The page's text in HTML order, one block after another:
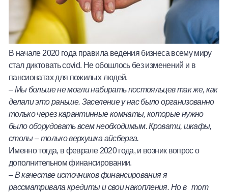
В начале 2020 года правила ведения бизнеса всему миру
стал диктовать covid. Не обошлось без изменений и в
пансионатах для пожилых людей.
–Мы больше не могли набирать постояльцев так же, как
делали это раньше. Заселение у нас было организованно
только через карантинные комнаты, которые нужно
было оборудовать всем необходимым. Кровати, шкафы,
столы–только верхушка айсберга.
Именно тогда, в феврале 2020 года, и возник вопрос о
дополнительном финансировании.
–В качестве источников финансирования я
рассматривала кредиты и свои накопления. Но в тот